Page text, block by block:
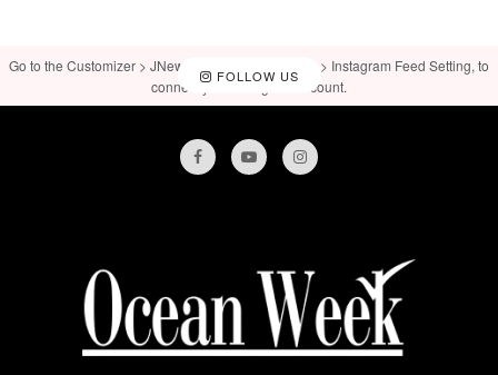
FOLLOW US
Go to the Customizer > JNews : Social, Like & View > Instagram Feed Setting, to
connect your Instagram account.